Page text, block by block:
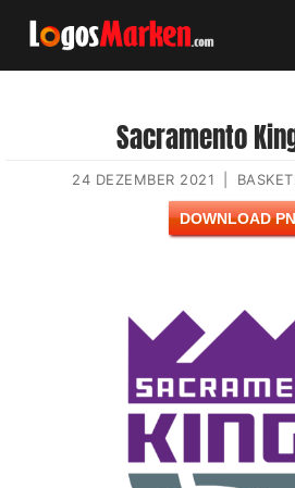
Sacramento
24 DEZEMBER 2021
DOWNLOAD